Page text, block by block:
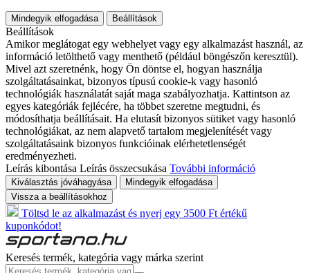
Mindegyik elfogadása Beállítások
Beállítások
Amikor meglátogat egy webhelyet vagy egy alkalmazást használ, az
információ letölthető vagy menthető (például böngészőn keresztül).
Mivel azt szeretnénk, hogy Ön döntse el, hogyan használja
szolgáltatásainkat, bizonyos típusú cookie-k vagy hasonló
technológiák használatát saját maga szabályozhatja. Kattintson az
egyes kategóriák fejlécére, ha többet szeretne megtudni, és
módosíthatja beállításait. Ha elutasít bizonyos sütiket vagy hasonló
technológiákat, az nem alapvető tartalom megjelenítését vagy
szolgáltatásaink bizonyos funkcióinak elérhetetlenségét
eredményezheti.
Leírás kibontása Leírás összecsukása További információ
Kiválasztás jóváhagyása
Mindegyik elfogadása
Vissza a beállításokhoz
Töltsd le az alkalmazást és nyerj egy 3500 Ft értékű
kuponkódot!
Keresés termék, kategória vagy márka szerint